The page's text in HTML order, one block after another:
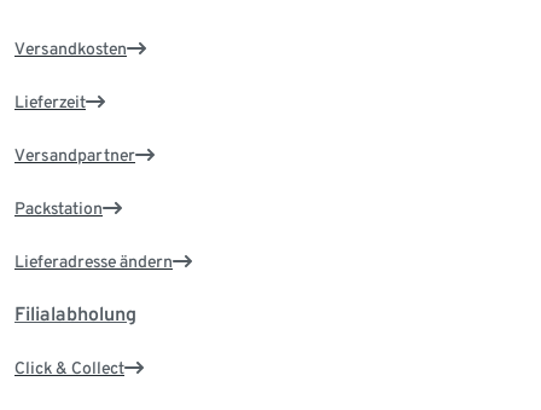
Versandkosten
Lieferzeit
Versandpartner
Packstation
Lieferadresse ändern
Filialabholung
Click & Collect